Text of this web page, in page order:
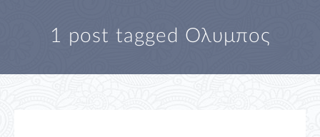
1 post tagged Ολυμπος